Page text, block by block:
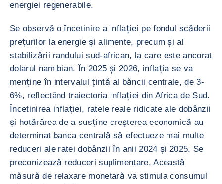
energiei regenerabile.
Se observă o încetinire a inflației pe fondul scăderii
prețurilor la energie și alimente, precum și al
stabilizării randului sud-african, la care este ancorat
dolarul namibian. În 2025 și 2026, inflația se va
menține în intervalul țintă al băncii centrale, de 3-
6%, reflectând traiectoria inflației din Africa de Sud.
Încetinirea inflației, ratele reale ridicate ale dobânzii
și hotărârea de a susține creșterea economică au
determinat banca centrală să efectueze mai multe
reduceri ale ratei dobânzii în anii 2024 și 2025. Se
preconizează reduceri suplimentare. Această
măsură de relaxare monetară va stimula consumul